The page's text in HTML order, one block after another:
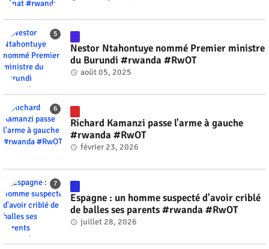
Nestor Ntahontuye nommé Premier ministre
du Burundi #rwanda #RwOT
août 05, 2025
Richard Kamanzi passe l'arme à gauche
#rwanda #RwOT
février 23, 2026
Espagne : un homme suspecté d'avoir criblé
de balles ses parents #rwanda #RwOT
juillet 28, 2026